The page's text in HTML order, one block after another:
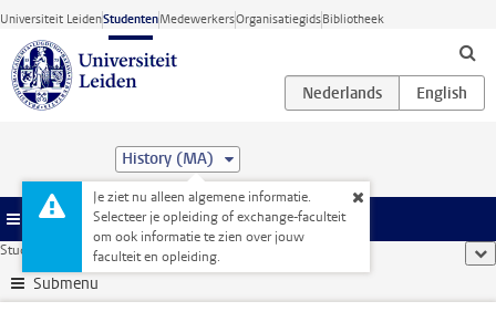
Ga direct naar de inhoud
Universiteit LeidenStudentenMedewerkersOrganisatiegidsBibliotheek
History (MA)
Je ziet nu alleen algemene informatie.
Selecteer je opleiding of exchange-faculteit
om ook informatie te zien over jouw
faculteit en opleiding.
Menu
Studentenwebsite ... Overschrijven of pinnen
Submenu